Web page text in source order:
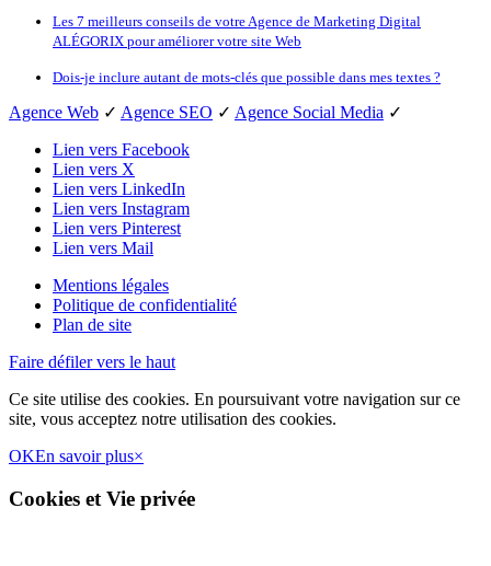
Les 7 meilleurs conseils de votre Agence de Marketing Digital
ALÉGORIX pour améliorer votre site Web
Dois-je inclure autant de mots-clés que possible dans mes textes ?
Agence Web ✓ Agence SEO ✓ Agence Social Media ✓
Lien vers Facebook
Lien vers X
Lien vers LinkedIn
Lien vers Instagram
Lien vers Pinterest
Lien vers Mail
Mentions légales
Politique de confidentialité
Plan de site
Faire défiler vers le haut
Ce site utilise des cookies. En poursuivant votre navigation sur ce
site, vous acceptez notre utilisation des cookies.
OKEn savoir plus×
Cookies et Vie privée